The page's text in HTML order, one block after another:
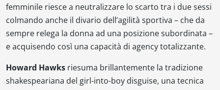
femminile riesce a neutralizzare lo scarto tra i due sessi
colmando anche il divario dell’agilità sportiva – che da
sempre relega la donna ad una posizione subordinata –
e acquisendo così una capacità di agency totalizzante.
Howard Hawks riesuma brillantemente la tradizione
shakespeariana del girl-into-boy disguise, una tecnica